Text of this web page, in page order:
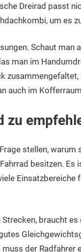
Dreirad passt
um es
Schaut man
man im
auch im
zu
stellen, warum
besitzen. Es
Einsatzbereiche
braucht
der